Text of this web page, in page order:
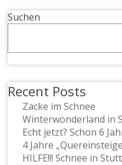
Suchen
Recent Posts
Zacke im Schnee
Winterwonderland in
Echt jetzt? Schon 6
4 Jahre
HILFE!!! Schnee in